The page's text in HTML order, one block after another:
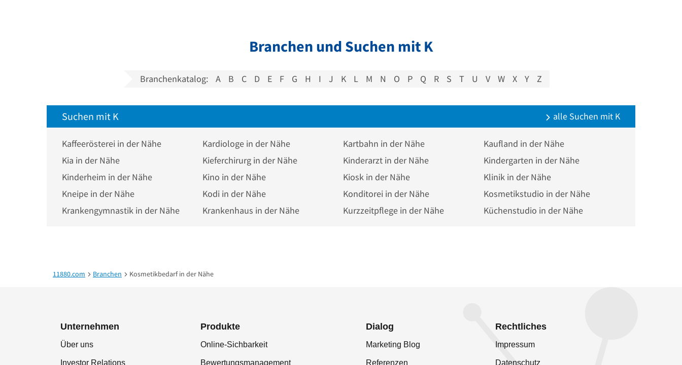
Branchen und Suchen mit K
Branchenkatalog: A B C D E F G H I J K L M N O P Q R S T U V W X Y Z
Suchen mit K alle Suchen mit K
Kaffeerösterei in der Nähe Kardiologe in der Nähe Kartbahn in der Nähe
Kaufland in der Nähe
Kia in der Nähe
Kieferchirurg in der Nähe Kinderarzt in der Nähe
Kindergarten in der Nähe
Kinderheim in der Nähe
Kino in der Nähe Kiosk in der Nähe
Klinik in der Nähe
Kneipe in der Nähe
Kodi in der Nähe Konditorei in der Nähe
Kosmetikstudio in der Nähe
Krankengymnastik in der Nähe
Krankenhaus in der Nähe Kurzzeitpflege in der Nähe Küchenstudio in der Nähe
11880.com Branchen Kosmetikbedarf in der Nähe
Unternehmen
Über uns
Investor Relations
Produkte
Online-Sichbarkeit
Bewertungsmanagement
Dialog
Marketing Blog
Referenzen
Rechtliches
Impressum
Datenschutz